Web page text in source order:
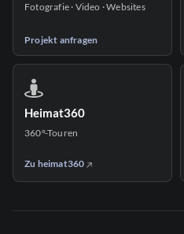
Fotografie · Video · Websites
Projekt anfragen
Heimat360
360°-Touren
Zu heimat360